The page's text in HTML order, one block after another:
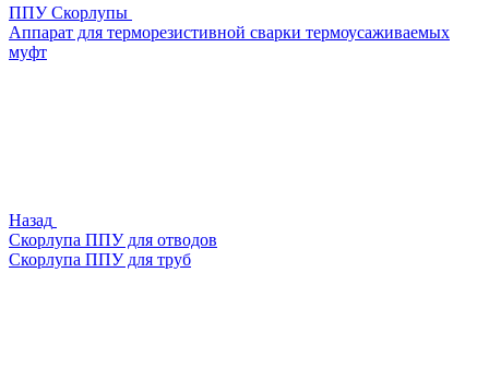
ППУ Скорлупы
Аппарат для терморезистивной сварки термоусаживаемых
муфт
Назад
Скорлупа ППУ для отводов
Скорлупа ППУ для труб